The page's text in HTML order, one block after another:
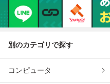
別のカテゴリで探す
コンピュータ